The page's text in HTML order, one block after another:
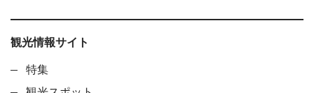
観光情報サイト
特集